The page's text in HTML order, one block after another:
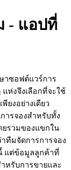
- แอปที่
าซอฟต์แวร์การ
ห่งจึงเลือกที่จะใช้
ยงอย่างเดียว
ารจองสำหรับทั้ง
รวมของแขกใน
ทีมจัดการการจอง
แต่ข้อมูลลูกค้าที่
หรับการขายและ